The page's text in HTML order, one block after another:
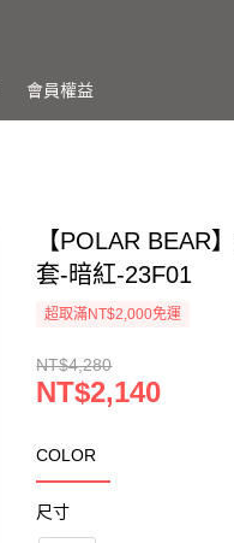
會員權益
【POLAR BEAR
套-暗紅-23F01
超取滿NT$2,000免運
NT$4,280
NT$2,140
COLOR
尺寸